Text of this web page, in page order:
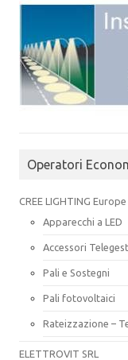
Operatori
CREE LIGHTING Europe
Apparecchi a LED
Accessori
Pali e Sostegni
Pali fotovoltaici
Rateizzazione –
ELETTROVIT SRL